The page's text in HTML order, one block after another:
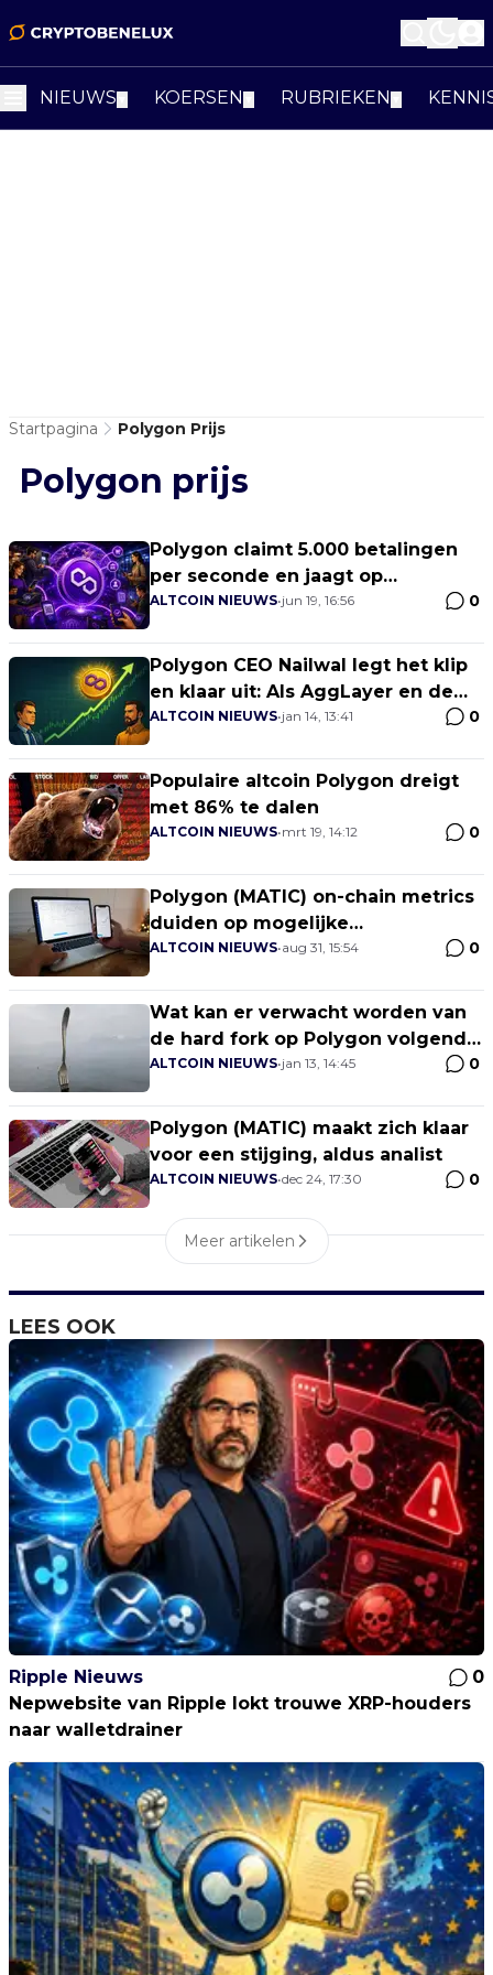
NIEUWS KOERSEN RUBRIEKEN
Startpagina Polygon Prijs
Polygon prijs
Polygon claimt 5.000 betalingen
per seconde en jaagt op
kaartnetwerken
ALTCOIN NIEUWS•jun 19, 16:56 0
Polygon CEO Nailwal legt het klip
en klaar uit: Als AggLayer en de
chain knallen, profiteert POL – en
ALTCOIN NIEUWS•jan 14, 13:41 0
Populaire altcoin Polygon dreigt
met 86% te dalen
ALTCOIN NIEUWS•mrt 19, 14:12 0
Polygon (MATIC) on-chain metrics
duiden op mogelijke
prijsomkering
ALTCOIN NIEUWS•aug 31, 15:54 0
Wat kan er verwacht worden van
de hard fork op Polygon volgende
week?
ALTCOIN NIEUWS•jan 13, 14:45 0
Polygon (MATIC) maakt zich klaar
voor een stijging, aldus analist
ALTCOIN NIEUWS•dec 24, 17:30 0
Meer artikelen
LEES OOK
Ripple Nieuws
0
Nepwebsite van Ripple lokt trouwe XRP-houders
naar walletdrainer